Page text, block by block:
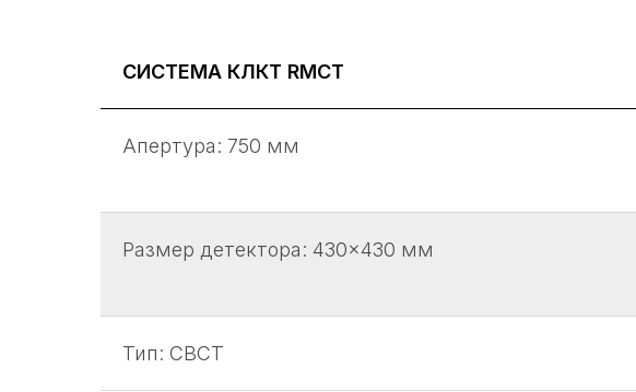
СИСТЕМА КЛКТ RMCT
Апертура: 750 мм
Размер детектора: 430×430 мм
Тип: CBCT